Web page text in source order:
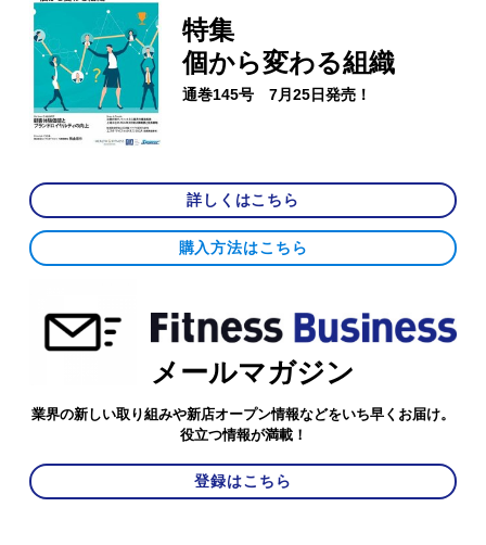
特集
個から変わる組織
通巻145号 7月25日発売！
詳しくはこちら
購入方法はこちら
メールマガジン
業界の新しい取り組みや新店オープン情報などをいち早くお届け。
役立つ情報が満載！
登録はこちら